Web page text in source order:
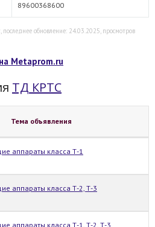
89600368600
последнее обновление: 24.03.2025, просмотров
Metaprom.ru
ТД КРТС
Тема объявления
аппараты класса Т-1
аппараты класса Т-2, Т-3
аппараты класса Т-1, Т-2, Т-3